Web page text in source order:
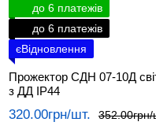
до 6 платежів
до 6 платежів
єВідновлення
Прожектор СДН 07-10Д
з ДД IP44
352.00грн/
320.00грн/шт.